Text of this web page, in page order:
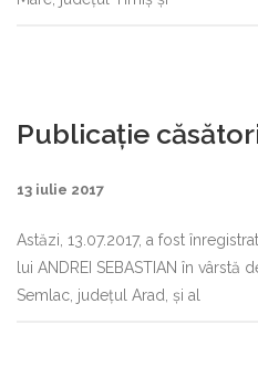
Publicaţie
13 iulie 2017
Astăzi, 13.07.2017, a fost
lui ANDREI SEBASTIAN în vârstă
Semlac, judeţul Arad, şi al